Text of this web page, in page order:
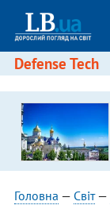
Defense Tech
Головна — Світ—